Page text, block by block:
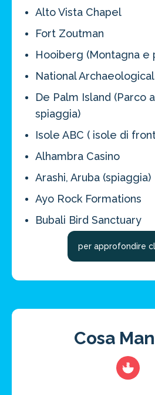
Alto Vista Chapel
Fort Zoutman
Hooiberg (Montagna e
National
De Palm Island (Parco
spiaggia)
Isole ABC ( isole di
Alhambra Casino
Arashi, Aruba (spiaggia)
Ayo Rock Formations
Bubali Bird Sanctuary
per approfondire
Cosa
Risparmia
approfitta del
4 promozioni, 2